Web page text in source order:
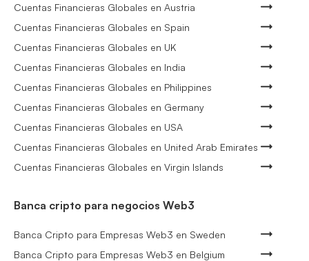
Cuentas Financieras Globales en Austria
Cuentas Financieras Globales en Spain
Cuentas Financieras Globales en UK
Cuentas Financieras Globales en India
Cuentas Financieras Globales en Philippines
Cuentas Financieras Globales en Germany
Cuentas Financieras Globales en USA
Cuentas Financieras Globales en United Arab Emirates
Cuentas Financieras Globales en Virgin Islands
Banca cripto para negocios Web3
Banca Cripto para Empresas Web3 en Sweden
Banca Cripto para Empresas Web3 en Belgium